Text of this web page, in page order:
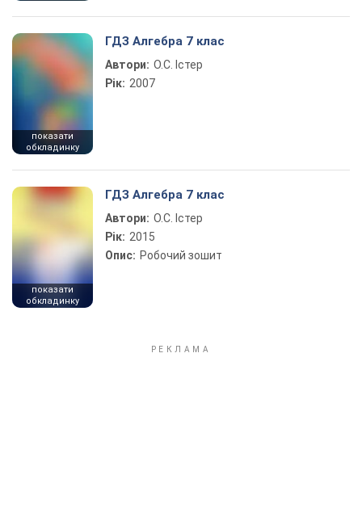
показати
обкладинку
ГДЗ Алгебра 7 клас
Автори: О.С. Істер
Рік: 2007
показати
обкладинку
ГДЗ Алгебра 7 клас
Автори: О.С. Істер
Рік: 2015
Опис: Робочий зошит